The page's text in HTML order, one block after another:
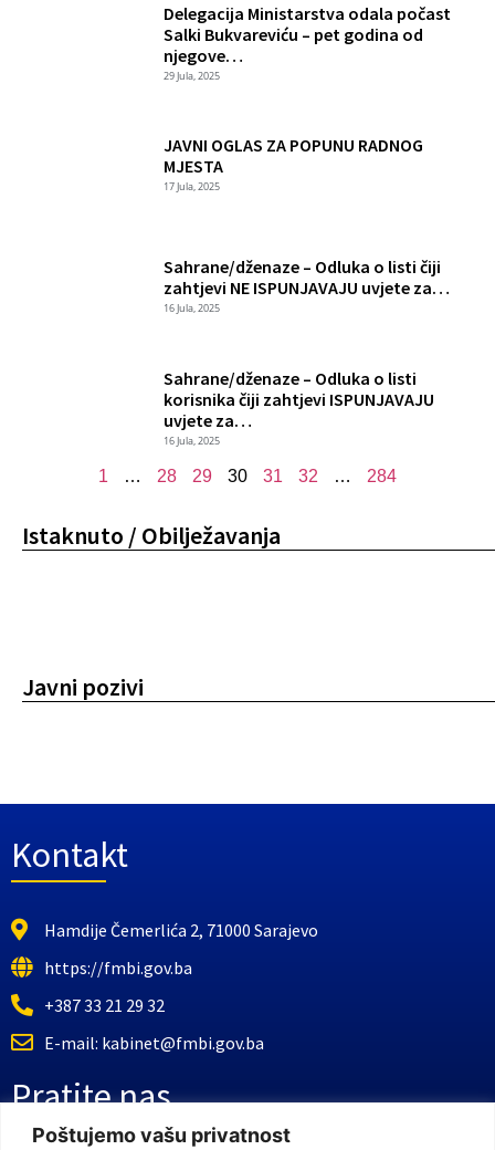
Poštujemo vašu privatnost
Delegacija Ministarstva odala počast
Salki Bukvareviću – pet godina od
njegove…
29 Jula, 2025
JAVNI OGLAS ZA POPUNU RADNOG
MJESTA
17 Jula, 2025
Sahrane/dženaze – Odluka o listi čiji
zahtjevi NE ISPUNJAVAJU uvjete za…
16 Jula, 2025
Sahrane/dženaze – Odluka o listi
korisnika čiji zahtjevi ISPUNJAVAJU
uvjete za…
16 Jula, 2025
1 … 28 29 30 31 32 … 284
Istaknuto / Obilježavanja
Javni pozivi
Kontakt
Hamdije Čemerlića 2, 71000 Sarajevo
https://fmbi.gov.ba
+387 33 21 29 32
E-mail: kabinet@fmbi.gov.ba
Pratite nas